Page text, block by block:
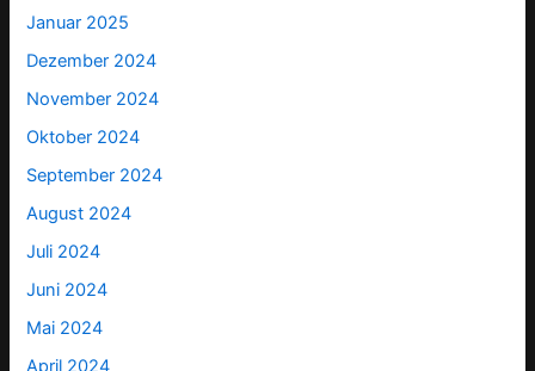
Januar 2025
Dezember 2024
November 2024
Oktober 2024
September 2024
August 2024
Juli 2024
Juni 2024
Mai 2024
April 2024